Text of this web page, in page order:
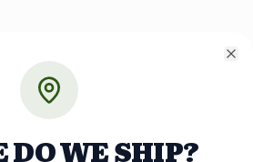
DO WE SHIP?